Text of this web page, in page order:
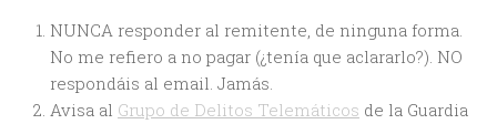
NUNCA responder al remitente, de ninguna forma.
No me refiero a no pagar (¿tenía que aclararlo?). NO
respondáis al email. Jamás.
Avisa al Grupo de Delitos Telemáticos de la Guardia